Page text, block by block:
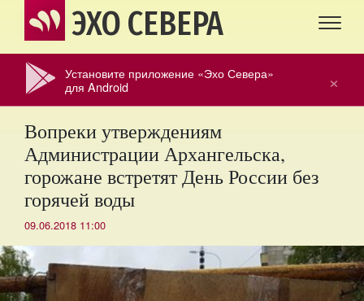
ЭХО СЕВЕРА
×
Установите приложение «Эхо Севера»
для Android
Вопреки утверждениям
Администрации Архангельска,
горожане встретят День России без
горячей воды
09.06.2018 11:00